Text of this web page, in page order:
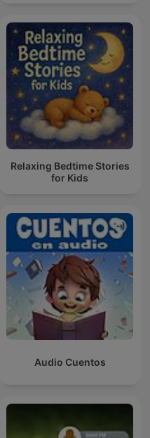
Relaxing Bedtime Stories
for Kids
Audio Cuentos